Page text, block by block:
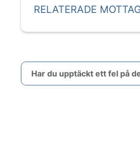
RELATERADE
Har du upptäckt ett fel på